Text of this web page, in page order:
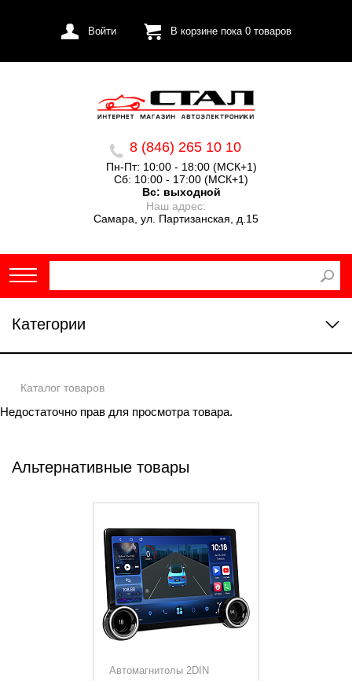
Войти В корзине пока 0товаров
8 (846) 265 10 10
Пн-Пт: 10:00 - 18:00 (МСК+1)
Сб: 10:00 - 17:00 (МСК+1)
Вс: выходной
Наш адрес:
Самара, ул. Партизанская, д.15
Категории
Каталог товаров
Недостаточно прав для просмотра товара.
Альтернативные товары
Автомагнитолы 2DIN